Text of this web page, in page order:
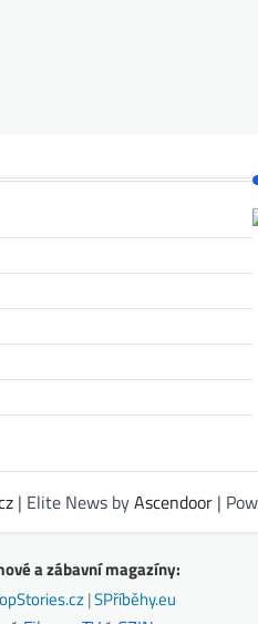
| Elite News byAscendoor|
a zábavní magazíny:
|SPříběhy.eu